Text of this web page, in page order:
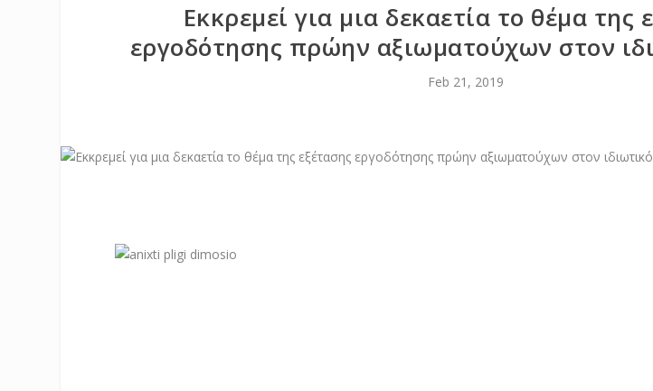
Εκκρεμεί για μια δεκαετία το θέμα της
εργοδότησης πρώην αξιωματούχων στον
Feb 21, 2019